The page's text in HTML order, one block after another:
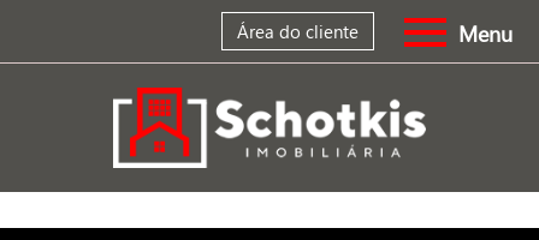
Menu
Área do cliente